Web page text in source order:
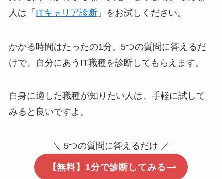
人は「 ITキャリア診断」をお試しください。
かかる時間はたったの1分。5つの質問に答えるだ
けで、自分にあうIT職種を診断してもらえます。
自身に適した職種が知りたい人は、手軽に試して
みると良いですよ。
＼ 5つの質問に答えるだけ ／
【無料】1分で診断してみる